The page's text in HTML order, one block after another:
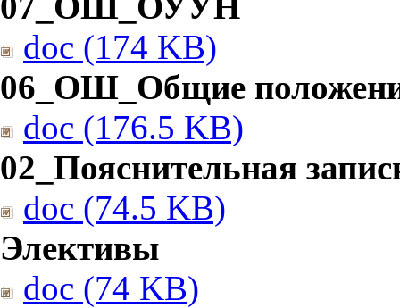
doc (174 KB)
06_ОШ_Общие
doc (176.5 KB)
02_Пояснительная
doc (74.5 KB)
Элективы
doc (74 KB)